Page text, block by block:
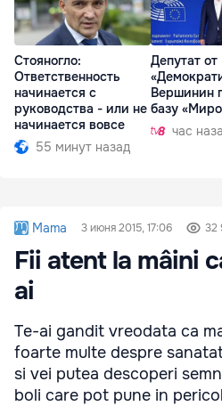
Стояногло:
Ответственность
начинается с
руководства - или не
начинается вовсе
55 минут назад
Депутат от
Вершинин
базу
час
Mama 3 июня 2015, 17:06 32
Fii atent la mâini
ai
Te-ai gandit vreodata ca
foarte multe despre
si vei putea descoperi
boli care pot pune in